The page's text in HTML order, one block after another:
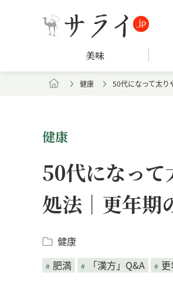
美味
健康 50代になって太り
健康
50代になっ
処法｜更年期
健康
肥満
「漢方」Q&A